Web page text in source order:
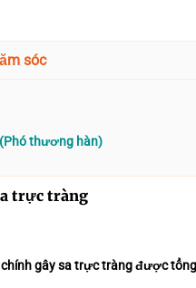
sóc
thương hàn)
trực tràng
gây sa trực tràng được